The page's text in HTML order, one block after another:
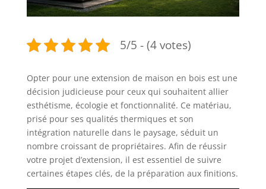
5/5 - (4 votes)
Opter pour une extension de maison en bois est une
décision judicieuse pour ceux qui souhaitent allier
esthétisme, écologie et fonctionnalité. Ce matériau,
prisé pour ses qualités thermiques et son
intégration naturelle dans le paysage, séduit un
nombre croissant de propriétaires. Afin de réussir
votre projet d’extension, il est essentiel de suivre
certaines étapes clés, de la préparation aux finitions.